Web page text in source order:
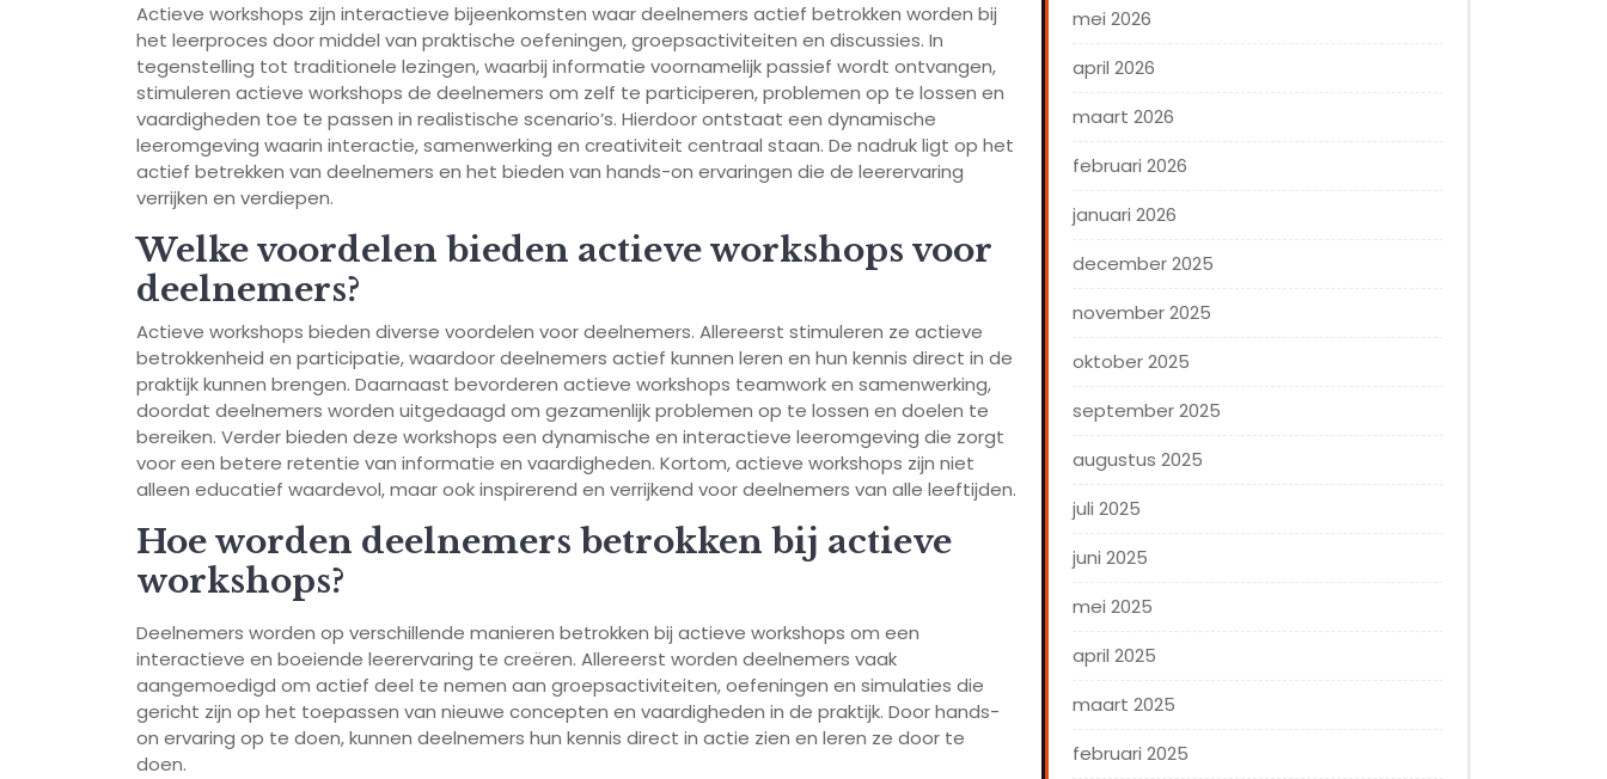
Actieve workshops zijn interactieve bijeenkomsten waar deelnemers actief betrokken worden bij
het leerproces door middel van praktische oefeningen, groepsactiviteiten en discussies. In
tegenstelling tot traditionele lezingen, waarbij informatie voornamelijk passief wordt ontvangen,
stimuleren actieve workshops de deelnemers om zelf te participeren, problemen op te lossen en
vaardigheden toe te passen in realistische scenario’s. Hierdoor ontstaat een dynamische
leeromgeving waarin interactie, samenwerking en creativiteit centraal staan. De nadruk ligt op het
actief betrekken van deelnemers en het bieden van hands-on ervaringen die de leerervaring
verrijken en verdiepen.
Welke voordelen bieden actieve workshops voor
deelnemers?
Actieve workshops bieden diverse voordelen voor deelnemers. Allereerst stimuleren ze actieve
betrokkenheid en participatie, waardoor deelnemers actief kunnen leren en hun kennis direct in de
praktijk kunnen brengen. Daarnaast bevorderen actieve workshops teamwork en samenwerking,
doordat deelnemers worden uitgedaagd om gezamenlijk problemen op te lossen en doelen te
bereiken. Verder bieden deze workshops een dynamische en interactieve leeromgeving die zorgt
voor een betere retentie van informatie en vaardigheden. Kortom, actieve workshops zijn niet
alleen educatief waardevol, maar ook inspirerend en verrijkend voor deelnemers van alle leeftijden.
Hoe worden deelnemers betrokken bij actieve
workshops?
Deelnemers worden op verschillende manieren betrokken bij actieve workshops om een
interactieve en boeiende leerervaring te creëren. Allereerst worden deelnemers vaak
aangemoedigd om actief deel te nemen aan groepsactiviteiten, oefeningen en simulaties die
gericht zijn op het toepassen van nieuwe concepten en vaardigheden in de praktijk. Door hands-
on ervaring op te doen, kunnen deelnemers hun kennis direct in actie zien en leren ze door te
doen.
mei 2026
april 2026
maart 2026
februari 2026
januari 2026
december 2025
november 2025
oktober 2025
september 2025
augustus 2025
juli 2025
juni 2025
mei 2025
april 2025
maart 2025
februari 2025